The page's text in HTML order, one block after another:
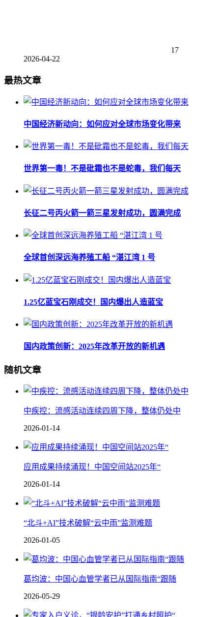
17
2026-04-22
最热文章
中国经济新动向：如何应对全球市场变化带来
世界第一毒！不是砒霜也不是蛇毒，我们每天
长征二号丙火箭一箭三星发射成功，圆满完成
全球首创深远海养殖工船 “湛江湾 1 号
1.25亿蓝宝石刚成交！国内爆出人造蓝宝
国内政策创新：2025年改革开放的新机遇
随机文章
中疾控：流感活动连续四周下降，整体仍处中
2026-01-14
应用成果持续涌现！中国空间站2025年“
2026-01-14
“北斗+AI”技术破解“云中雨”监测难题
2026-01-05
葛均波：中国心血管学者已从国际指南“跟随
2026-05-29